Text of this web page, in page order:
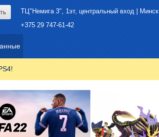
ТЦ"Немига 3", 1эт, центральный вход | Минск
+375 29 747-61-42